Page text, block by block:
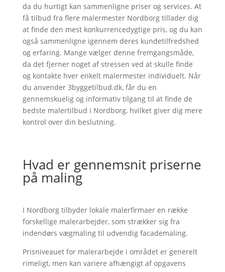
da du hurtigt kan sammenligne priser og services. At
få tilbud fra flere malermester Nordborg tillader dig
at finde den mest konkurrencedygtige pris, og du kan
også sammenligne igennem deres kundetilfredshed
og erfaring. Mange vælger denne fremgangsmåde,
da det fjerner noget af stressen ved at skulle finde
og kontakte hver enkelt malermester individuelt. Når
du anvender 3byggetilbud.dk, får du en
gennemskuelig og informativ tilgang til at finde de
bedste malertilbud i Nordborg, hvilket giver dig mere
kontrol over din beslutning.
Hvad er gennemsnit priserne
på maling
I Nordborg tilbyder lokale malerfirmaer en række
forskellige malerarbejder, som strækker sig fra
indendørs vægmaling til udvendig facademaling.
Prisniveauet for malerarbejde i området er generelt
rimeligt, men kan variere afhængigt af opgavens